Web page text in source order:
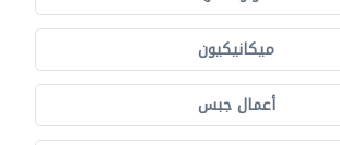
ميكانيكيون
أعمال جبس